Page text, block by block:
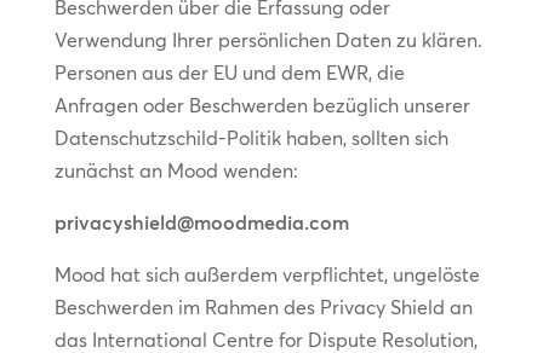
Beschwerden über die Erfassung oder
Verwendung Ihrer persönlichen Daten zu klären.
Personen aus der EU und dem EWR, die
Anfragen oder Beschwerden bezüglich unserer
Datenschutzschild-Politik haben, sollten sich
zunächst an Mood wenden:
privacyshield@moodmedia.com
Mood hat sich außerdem verpflichtet, ungelöste
Beschwerden im Rahmen des Privacy Shield an
das International Centre for Dispute Resolution,